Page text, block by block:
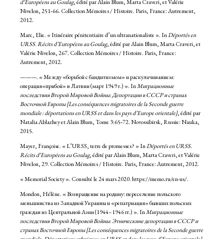
d’Européens au Goulag, édité par Alain Blum, Marta Craveri, et Valérie
Nivelon, 251‑66. Collection Mémoires / Histoire. Paris, France: Autrement,
2012.
Marc, Elie. « Itinéraire pénitentiaire d’un ultranationaliste ». InDéportés en
URSS. Récits d’Européens au Goulag, édité par Alain Blum, Marta Craveri, et
Valérie Nivelon, 267. Collection Mémoires / Histoire. Paris, France:
Autrement, 2012.
———. « Между «борьбой с бандитизмом» и раскулачиванием:
операция«прибой» в Латвии (март 1949 г.) ». InМиграционные
последствия Второй Мировой Войны: Депортации в СССР и странах
Восточной Европы [Les conséquences migratoires de la Seconde guerre
mondiale : déportations en URSS et dans les pays d’Europe orientale], édité par
Natalia Ablazhey et Alain Blum, Tome 3:65‑72. Novossibirsk, Russie: Nauka,
2015.
Mayer, Françoise. « L’URSS, terre de promesses ? » InDéportés en URSS.
Récits d’Européens au Goulag, édité par Alain Blum, Marta Craveri, et Valérie
Nivelon, 29. Collection Mémoires / Histoire. Paris, France: Autrement, 2012.
« Memorial Society ». Consulté le 24 mars 2020. https://memo.ru/en-us/.
Mondon, Hélène. « Возвращение на родину: переселение польского
меньшинства из Западной Украины и «репатриация» бывших польских
граждан из Центральной Азии (1944–1946 гг.) ». InМиграционные
последствия Второй Мировой Войны: Этническине депортации в СССР и
странах Восточной Европы [Les conséquences migratoires de la Seconde guerre